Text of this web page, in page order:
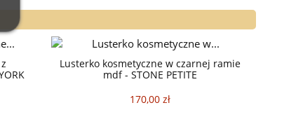
Lusterko kosmetyczne w czarnej ramie
mdf - STONE PETITE
170,00 zł